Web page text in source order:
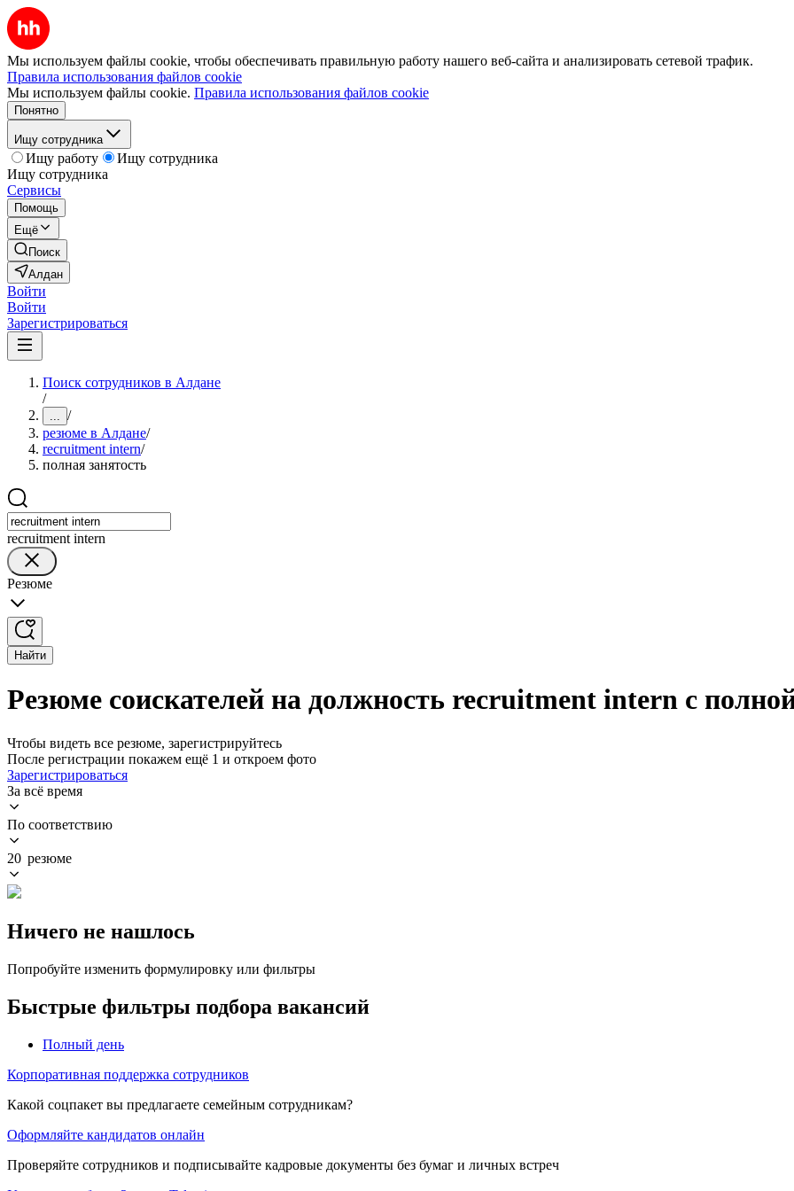
Мы используем файлы cookie, чтобы обеспечивать правильную работу нашего веб-сайта и анализировать сетевой трафик.
Правила использования файлов cookie
Мы используем файлы cookie. Правила использования файлов cookie
Понятно
Ищу сотрудника
Ищу работу
Ищу сотрудника
Ищу сотрудника
Сервисы
Помощь
Ещё
Поиск
Алдан
Войти
Войти
Зарегистрироваться
Поиск сотрудников в Алдане
/
... /
резюме в Алдане/
recruitment intern/
полная занятость
recruitment intern
Резюме
Найти
Резюме соискателей на должность recruitment intern с
Чтобы видеть все резюме, зарегистрируйтесь
После регистрации покажем ещё 1 и откроем фото
Зарегистрироваться
За всё время
По соответствию
20 резюме
Ничего не нашлось
Попробуйте изменить формулировку или фильтры
Быстрые фильтры подбора вакансий
Полный день
Корпоративная поддержка сотрудников
Какой соцпакет вы предлагаете семейным сотрудникам?
Оформляйте кандидатов онлайн
Проверяйте сотрудников и подписывайте кадровые документы без бумаг и личных встреч